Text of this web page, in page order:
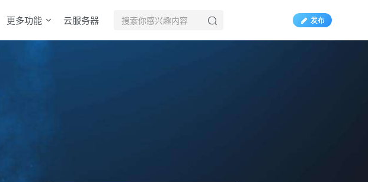
更多功能 云服务器 发布